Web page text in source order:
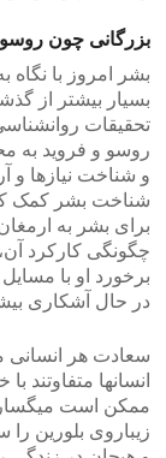
بزرگانی چون روسو
بشر امروز با
بسیار بیشتر از
تحقیقات
روسو و فروید به
و شناخت نیازها و
شناخت بشر کمک
برای بشر به
چگونگی کارکرد
برخورد او با
در حال آشکاری
سعادت هر انسانی
انسانها متفاوتند
ممکن است
زیباروی بلورین
<